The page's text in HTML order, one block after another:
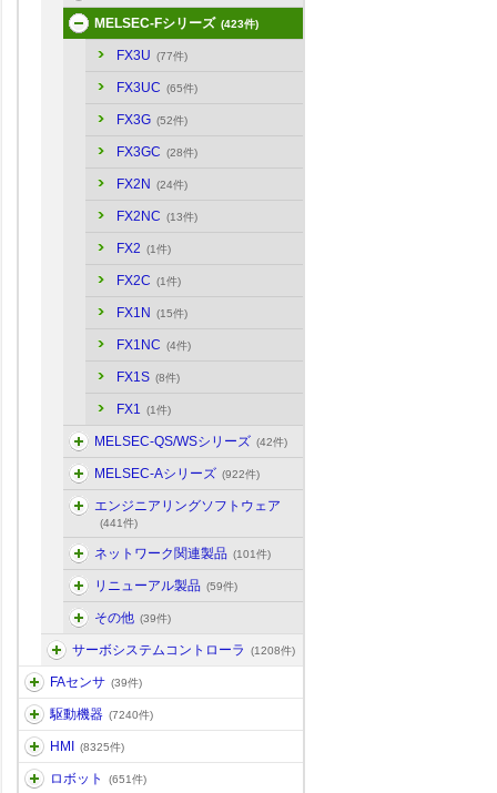
MELSEC-Fシリーズ (423件)
FX3U (77件)
FX3UC (65件)
FX3G (52件)
FX3GC (28件)
FX2N (24件)
FX2NC (13件)
FX2 (1件)
FX2C (1件)
FX1N (15件)
FX1NC (4件)
FX1S (8件)
FX1 (1件)
MELSEC-QS/WSシリーズ (42件)
MELSEC-Aシリーズ (922件)
エンジニアリングソフトウェア
(441件)
ネットワーク関連製品 (101件)
リニューアル製品 (59件)
その他 (39件)
サーボシステムコントローラ (1208件)
FAセンサ (39件)
駆動機器 (7240件)
HMI (8325件)
ロボット (651件)